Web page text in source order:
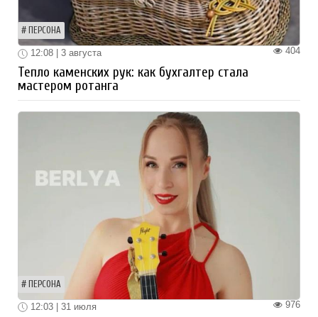
ПЕРСОНА
404
12:08 | 3 августа
Тепло каменских рук: как бухгалтер стала
мастером ротанга
ПЕРСОНА
976
12:03 | 31 июля